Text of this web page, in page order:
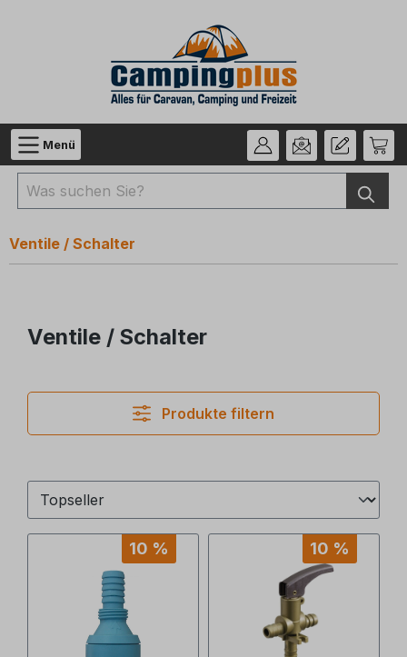
Zum Hauptinhalt springen
Menü
Ventile / Schalter
Ventile / Schalter
Produkte filtern
10 % 10 %